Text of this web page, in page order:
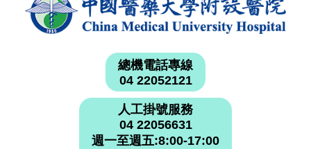
總機電話專線
04 22052121
人工掛號服務
04 22056631
週一至週五:8:00-17:00